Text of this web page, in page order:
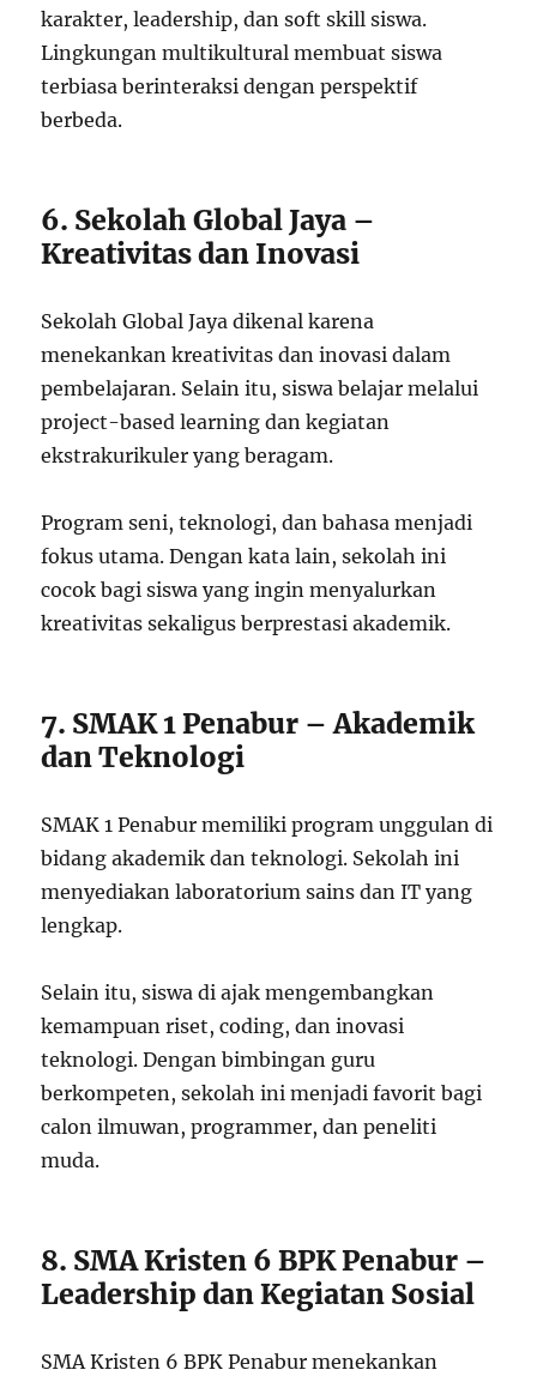
karakter, leadership, dan soft skill siswa.
Lingkungan multikultural membuat siswa
terbiasa berinteraksi dengan perspektif
berbeda.
6. Sekolah Global Jaya –
Kreativitas dan Inovasi
Sekolah Global Jaya dikenal karena
menekankan kreativitas dan inovasi dalam
pembelajaran. Selain itu, siswa belajar melalui
project-based learning dan kegiatan
ekstrakurikuler yang beragam.
Program seni, teknologi, dan bahasa menjadi
fokus utama. Dengan kata lain, sekolah ini
cocok bagi siswa yang ingin menyalurkan
kreativitas sekaligus berprestasi akademik.
7. SMAK 1 Penabur – Akademik
dan Teknologi
SMAK 1 Penabur memiliki program unggulan di
bidang akademik dan teknologi. Sekolah ini
menyediakan laboratorium sains dan IT yang
lengkap.
Selain itu, siswa di ajak mengembangkan
kemampuan riset, coding, dan inovasi
teknologi. Dengan bimbingan guru
berkompeten, sekolah ini menjadi favorit bagi
calon ilmuwan, programmer, dan peneliti
muda.
8. SMA Kristen 6 BPK Penabur –
Leadership dan Kegiatan Sosial
SMA Kristen 6 BPK Penabur menekankan